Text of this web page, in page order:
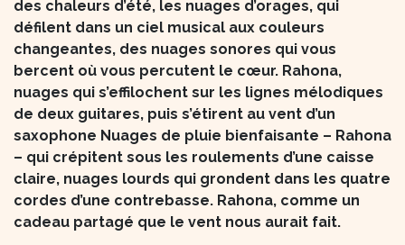
des chaleurs d’été, les nuages d’orages, qui
défilent dans un ciel musical aux couleurs
changeantes, des nuages sonores qui vous
bercent où vous percutent le cœur. Rahona,
nuages qui s’effilochent sur les lignes mélodiques
de deux guitares, puis s’étirent au vent d’un
saxophone Nuages de pluie bienfaisante – Rahona
– qui crépitent sous les roulements d’une caisse
claire, nuages lourds qui grondent dans les quatre
cordes d’une contrebasse. Rahona, comme un
cadeau partagé que le vent nous aurait fait.